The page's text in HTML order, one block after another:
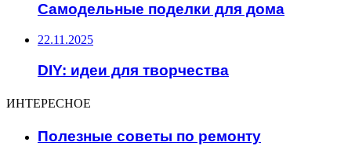
Самодельные поделки для дома
22.11.2025
DIY: идеи для творчества
ИНТЕРЕСНОЕ
Полезные советы по ремонту